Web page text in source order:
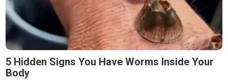
5 Hidden Signs You Have Worms Inside Your
Body